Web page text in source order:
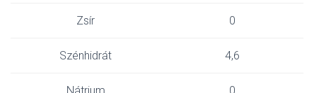
Zsír 0
Szénhidrát 4,6